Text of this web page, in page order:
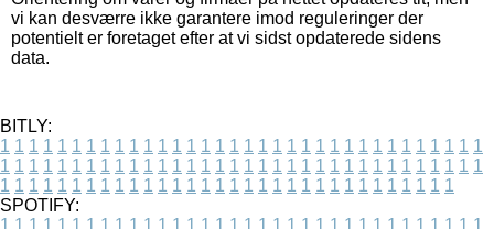
vi kan desværre ikke garantere imod reguleringer der
potentielt er foretaget efter at vi sidst opdaterede sidens
data.
BITLY:
1 1 1 1 1 1 1 1 1 1 1 1 1 1 1 1 1 1 1 1 1 1 1 1 1 1 1 1 1 1 1 1 1 1
1 1 1 1 1 1 1 1 1 1 1 1 1 1 1 1 1 1 1 1 1 1 1 1 1 1 1 1 1 1 1 1 1 1
1 1 1 1 1 1 1 1 1 1 1 1 1 1 1 1 1 1 1 1 1 1 1 1 1 1 1 1 1 1 1 1
SPOTIFY:
1 1 1 1 1 1 1 1 1 1 1 1 1 1 1 1 1 1 1 1 1 1 1 1 1 1 1 1 1 1 1 1 1 1